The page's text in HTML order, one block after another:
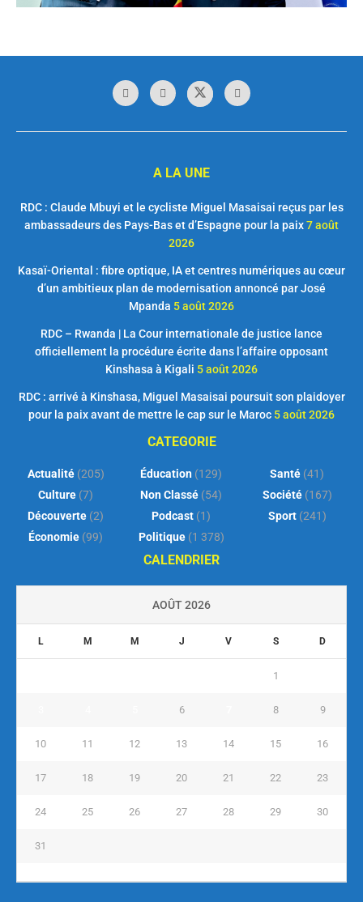
A LA UNE
RDC : Claude Mbuyi et le cycliste Miguel Masaisai reçus par les
ambassadeurs des Pays-Bas et d’Espagne pour la paix7 août
2026
Kasaï-Oriental : fibre optique, IA et centres numériques au cœur
d’un ambitieux plan de modernisation annoncé par José
Mpanda 5 août 2026
RDC – Rwanda | La Cour internationale de justice lance
officiellement la procédure écrite dans l’affaire opposant
Kinshasa à Kigali 5 août 2026
RDC : arrivé à Kinshasa, Miguel Masaisai poursuit son plaidoyer
pour la paix avant de mettre le cap sur le Maroc 5 août 2026
CATEGORIE
Actualité(205)
Culture (7)
Découverte (2)
Économie (99)
Éducation (129)
Non Classé (54)
Podcast (1)
Politique(1 378)
Santé (41)
Société(167)
Sport(241)
CALENDRIER
AOÛT 2026
L M M J V S D
1
6 8 9
10 11 12 13 14 15 16
17 18 19 20 21 22 23
24 25 26 27 28 29 30
31